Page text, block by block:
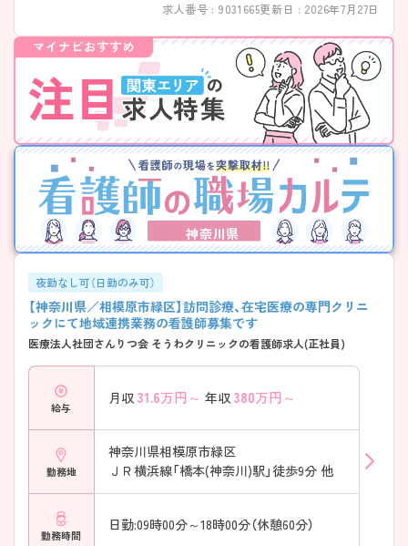
自分らしく働ける♪柔軟な勤務スタイル
――――――――――――――― ライフスタイルに合わせた働き方が
可能です。 ・土日祝休みでしっかりリフレッシュ ・オンコール「あり・な
し」選択可能 ・人員体制が整っており無理のない勤務 → ワークライフバ
ランスを大切にできます ――――――――――――――― ■ チームで
支える安心の職場環境♪ ――――――――――――――― 協力し合え
る風土が根付いています。 ・スタッフ同士の連携が取りやすい環境 ・医
師も優しく相談しやすい雰囲気 ・看護業務に集中できる体制を整備 →
安心して長く働ける環境です ――――――――――――――― ■ 安定
した法人基盤で長く働ける♪ ――――――――――――――― 安心し
てキャリアを築ける環境です。 ・東京・神奈川・大阪・香川で複数拠点展開
・在宅医療に強みを持つ法人 ・お看取り実績も豊富 → 将来性のある分野
で長期的に働けます！
求人番号 : 9031665更新日 : 2026年7月27日
神奈川県
夜勤なし可（日勤のみ可）
【神奈川県／相模原市緑区】訪問診療、在宅医療の専門クリニ
ックにて地域連携業務の看護師募集です
医療法人社団さんりつ会 そうわクリニックの看護師求人(正社員)
給与
月収 31.6万円～ 年収 380万円～
勤務地
神奈川県相模原市緑区
ＪＲ横浜線「橋本(神奈川)駅」徒歩9分 他
勤務時間
日勤:09時00分～18時00分（休憩60分）